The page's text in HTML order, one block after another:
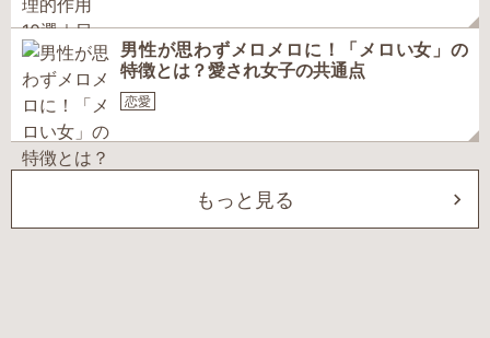
男性が思わずメロメロに！「メロい女」の
特徴とは？愛され女子の共通点
恋愛
もっと見る